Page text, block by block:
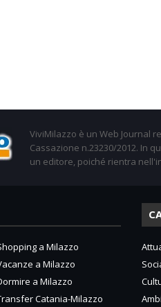
ViviMilazzo è un Web Journal
Cassazione n.23230/2012. In
un editore, poiché rientra
a Milazzo
a Milazzo
a Milazzo
Catania-Milazzo